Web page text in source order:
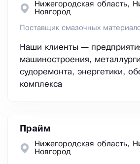
Нижегородская область,
Новгород
Поставщик смазочных
Наши клиенты —
машиностроения,
судоремонта, энергетики,
комплекса
Прайм
Нижегородская область,
Новгород